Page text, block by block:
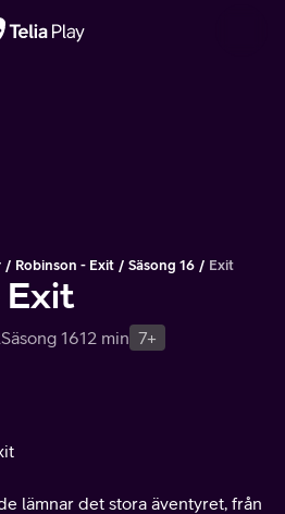
Robinson - Exit Säsong 16 Exit
Exit
Säsong 1612 min 7+
lämnar det stora äventyret, från